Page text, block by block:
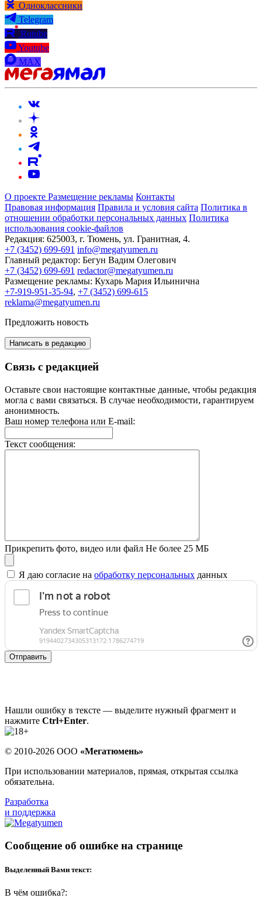
Одноклассники
Telegram
Rutube
Youtube
MAX
О проекте Размещение рекламы Контакты
Правовая информация Правила и условия сайта Политика в
отношении обработки персональных данных Политика
использования cookie-файлов
Редакция: 625003, г. Тюмень, ул. Гранитная, 4.
+7 (3452) 699-691 info@megatyumen.ru
Главный редактор: Бегун Вадим Олегович
+7 (3452) 699-691 redactor@megatyumen.ru
Размещение рекламы: Кухарь Мария Ильинична
+7-919-951-35-94, +7 (3452) 699-615
reklama@megatyumen.ru
Предложить новость
Написать в редакцию
Связь с редакцией
Оставьте свои настоящие контактные данные, чтобы редакция
могла с вами связаться. В случае необходимости, гарантируем
анонимность.
Ваш номер телефона или E-mail:
Текст сообщения:
Прикрепить фото, видео или файл Не более 25 МБ
Я даю согласие на обработку персональных данных
Отправить
Нашли ошибку в тексте — выделите нужный фрагмент и
нажмите Ctrl+Enter.
© 2010-2026 ООО «Мегатюмень»
При использовании материалов, прямая, открытая ссылка
обязательна.
Разработка
и поддержка
Сообщение об ошибке на странице
Выделенный Вами текст:
В чём ошибка?: